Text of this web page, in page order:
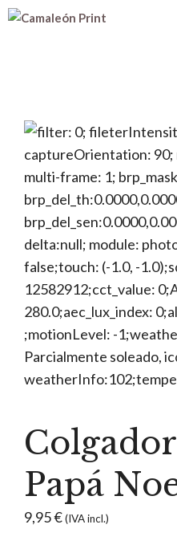
Saltar
Papá
9,95€(IVA incl.)